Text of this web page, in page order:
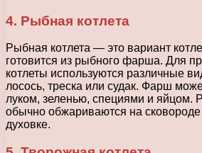
4. Рыбная котлета
Рыбная котлета — это вариант
готовится из рыбного фарша. Для
котлеты используются различные
лосось, треска или судак. Фарш
луком, зеленью, специями и яйцом.
обычно обжариваются на сковороде
духовке.